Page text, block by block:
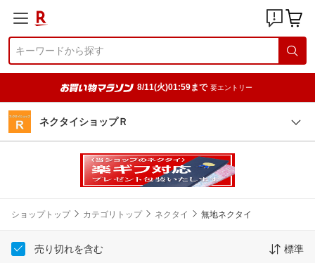
8/11(火)01:59まで 要エントリー
ネクタイショップＲ
ショップトップ カテゴリトップ ネクタイ 無地ネクタイ
売り切れを含む 標準